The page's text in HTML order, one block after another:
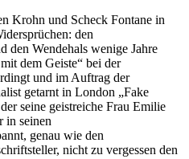
Krohn und Scheck Fontane in
den
den Wendehals wenige Jahre
dem Geiste“ bei der
und im Auftrag der
getarnt in London „Fake
seine geistreiche Frau Emilie
in seinen
genau wie den
nicht zu vergessen den